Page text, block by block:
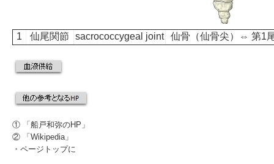
1 仙尾関節 sacrococcygeal joint 仙骨 （仙骨尖）⇔ 第1
① 「 船戸和弥のHP 」
② 「 Wikipedia」
・ ページトップに